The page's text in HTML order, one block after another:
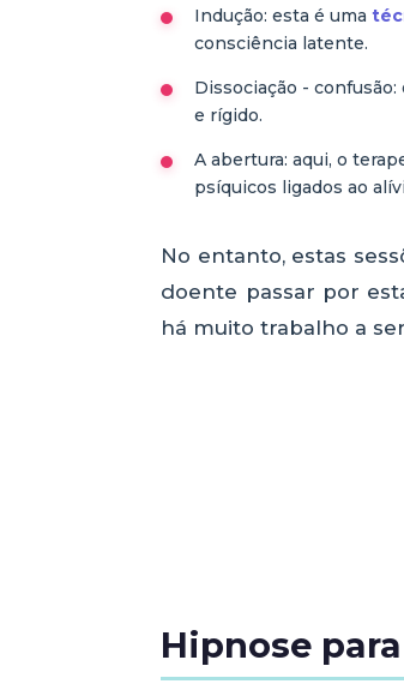
Indução: esta é uma
consciência latente.
Dissociação -
e rígido.
A abertura: aqui, o
psíquicos ligados ao
No entanto, estas
doente passar por
há muito trabalho a
Hipnose